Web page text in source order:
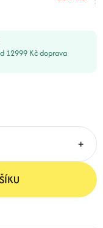
14 dní
303 Kč
12999 Kč doprava
+